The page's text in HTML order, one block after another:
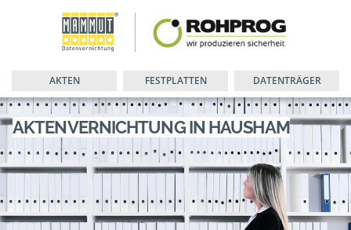
AKTEN FESTPLATTEN DATENTRÄGER
AKTENVERNICHTUNG IN HAUSHAM